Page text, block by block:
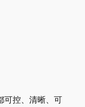
可控、清晰、可